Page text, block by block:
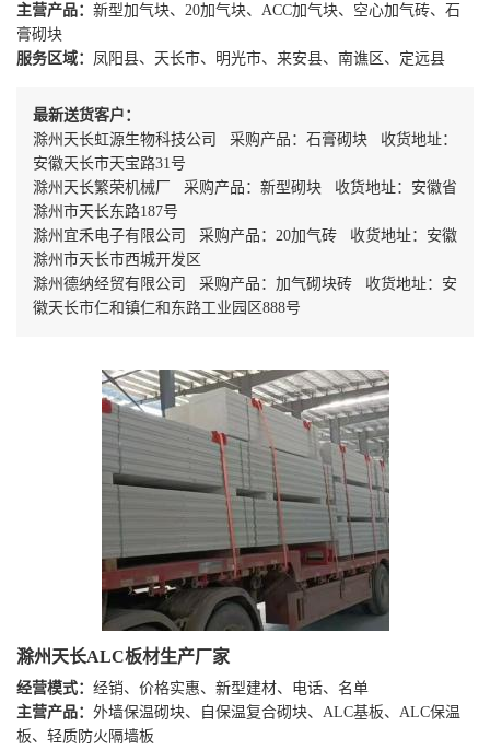
主营产品： 新型加气块、20加气块、ACC加气块、空心加气砖、石
膏砌块
服务区域： 凤阳县、天长市、明光市、来安县、南谯区、定远县
最新送货客户：
滁州天长虹源生物科技公司 采购产品：石膏砌块 收货地址：
安徽天长市天宝路31号
滁州天长繁荣机械厂 采购产品：新型砌块 收货地址：安徽省
滁州市天长东路187号
滁州宜禾电子有限公司 采购产品：20加气砖 收货地址：安徽
滁州市天长市西城开发区
滁州德纳经贸有限公司 采购产品：加气砌块砖 收货地址：安
徽天长市仁和镇仁和东路工业园区888号
滁州天长ALC板材生产厂家
经营模式： 经销、价格实惠、新型建材、电话、名单
主营产品： 外墙保温砌块、自保温复合砌块、ALC基板、ALC保温
板、轻质防火隔墙板